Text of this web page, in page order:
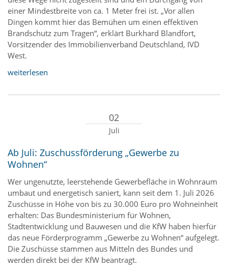
einer Mindestbreite von ca. 1 Meter frei ist. „Vor allen
Dingen kommt hier das Bemühen um einen effektiven
Brandschutz zum Tragen“, erklärt Burkhard Blandfort,
Vorsitzender des Immobilienverband Deutschland, IVD
West.
weiterlesen
02
Juli
Ab Juli: Zuschussförderung „Gewerbe zu
Wohnen“
Wer ungenutzte, leerstehende Gewerbefläche in Wohnraum
umbaut und energetisch saniert, kann seit dem 1. Juli 2026
Zuschüsse in Höhe von bis zu 30.000 Euro pro Wohneinheit
erhalten: Das Bundesministerium für Wohnen,
Stadtentwicklung und Bauwesen und die KfW haben hierfür
das neue Förderprogramm „Gewerbe zu Wohnen“ aufgelegt.
Die Zuschüsse stammen aus Mitteln des Bundes und
werden direkt bei der KfW beantragt.